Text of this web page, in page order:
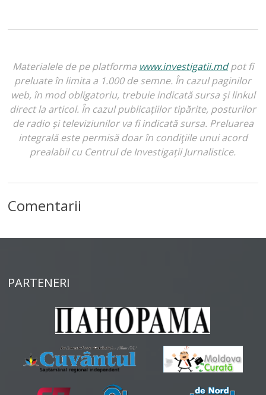
Materialele de pe platforma www.investigatii.mdpot fi
preluate în limita a 1.000 de semne. În cazul paginilor
web, în mod obligatoriu, trebuie indicată sursa şi linkul
direct la articol. În cazul publicațiilor tipărite, posturilor
de radio și televiziunilor va fi indicată sursa. Preluarea
integrală este permisă doar în condiţiile unui acord
prealabil cu Centrul de Investigații Jurnalistice.
Comentarii
PARTENERI